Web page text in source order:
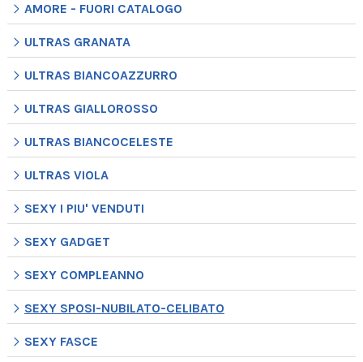
AMORE - FUORI CATALOGO
ULTRAS GRANATA
ULTRAS BIANCOAZZURRO
ULTRAS GIALLOROSSO
ULTRAS BIANCOCELESTE
ULTRAS VIOLA
SEXY I PIU' VENDUTI
SEXY GADGET
SEXY COMPLEANNO
SEXY SPOSI-NUBILATO-CELIBATO
SEXY FASCE